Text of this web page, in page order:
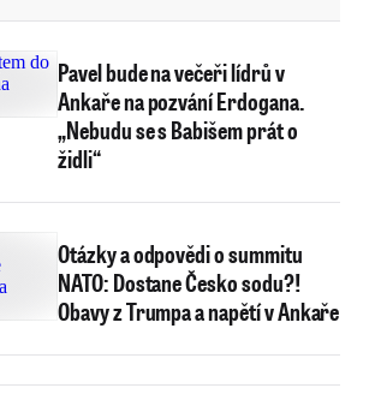
Pavel bude na večeři lídrů v
Ankaře na pozvání Erdogana.
„Nebudu se s Babišem prát o
židli“
Otázky a odpovědi o summitu
NATO: Dostane Česko sodu?!
Obavy z Trumpa a napětí v Ankaře